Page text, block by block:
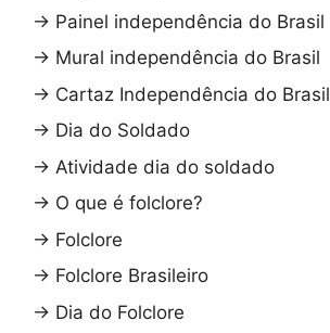
→ Painel independência do Brasil
→ Mural independência do Brasil
→ Cartaz Independência do Brasil
→ Dia do Soldado
→ Atividade dia do soldado
→ O que é folclore?
→ Folclore
→ Folclore Brasileiro
→ Dia do Folclore